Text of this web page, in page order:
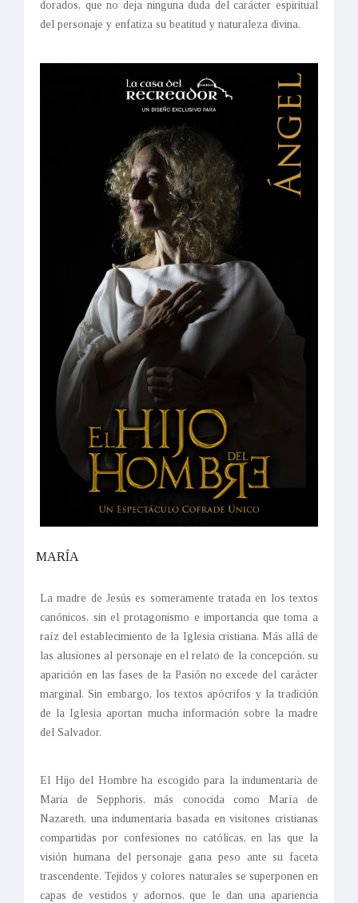
dorados, que no deja ninguna duda del carácter espiritual
del personaje y enfatiza su beatitud y naturaleza divina.
MARÍA
La madre de Jesús es someramente tratada en los textos
canónicos, sin el protagonismo e importancia que toma a
raíz del establecimiento de la Iglesia cristiana. Más allá de
las alusiones al personaje en el relato de la concepción, su
aparición en las fases de la Pasión no excede del carácter
marginal. Sin embargo, los textos apócrifos y la tradición
de la Iglesia aportan mucha información sobre la madre
del Salvador.
El Hijo del Hombre ha escogido para la indumentaria de
Maria de Sepphoris, más conocida como María de
Nazareth, una indumentaria basada en visitones cristianas
compartidas por confesiones no católicas, en las que la
visión humana del personaje gana peso ante su faceta
trascendente. Tejidos y colores naturales se superponen en
capas de vestidos y adornos, que le dan una apariencia